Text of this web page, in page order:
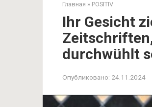
Главная » POSITIV
Ihr Gesicht
durchwühlt
Опубликовано: 24.11.2024